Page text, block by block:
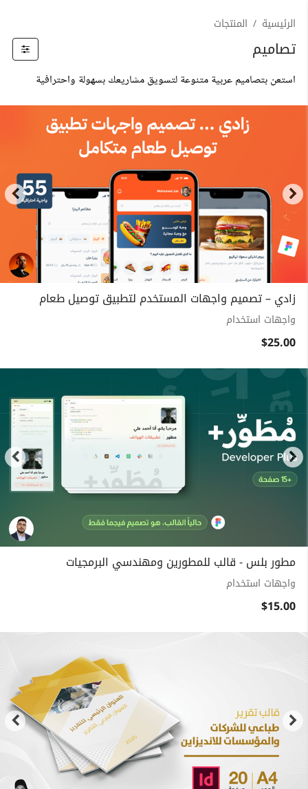
الرئيسية المنتجات
تصاميم
استعن بتصاميم عربية متنوعة لتسويق مشاريعك بسهولة واحترافية
زادي – تصميم واجهات المستخدم لتطبيق توصيل طعام
واجهات استخدام
$25.00
مطور بلس - قالب للمطورين ومهندسي البرمجيات
واجهات استخدام
$15.00